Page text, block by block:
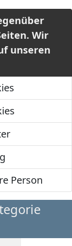
Wir
unseren
Person